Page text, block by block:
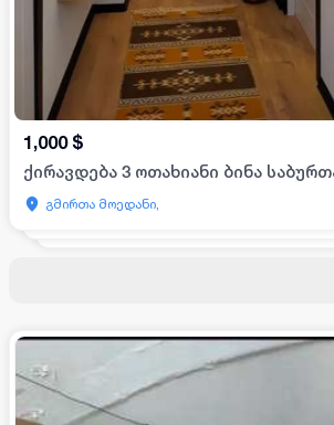
1,000 $
ქირავდება 3 ოთახიანი ბინა
გმირთა მოედანი,